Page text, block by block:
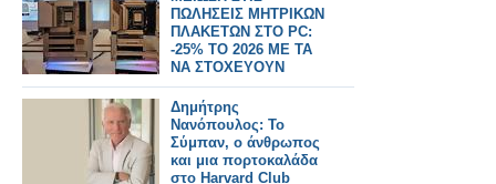
ΠΩΛΗΣΕΙΣ ΜΗΤΡΙΚΩΝ
ΠΛΑΚΕΤΩΝ ΣΤΟ PC:
-25% TO 2026 ME TA
NA ΣΤΟΧΕΥΟΥΝ
ΣΤΗΝ AI
Δημήτρης
Νανόπουλος: Το
Σύμπαν, ο άνθρωπος
και μια πορτοκαλάδα
στο Harvard Club